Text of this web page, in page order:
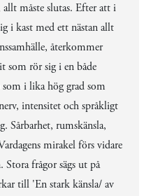
måste slutas. Efter att i
i kast med ett nästan allt
återkommer
som rör sig i en både
i lika hög grad som
intensitet och språkligt
Sårbarhet, rumskänsla,
mirakel förs vidare
frågor sägs ut på
till 'En stark känsla/ av